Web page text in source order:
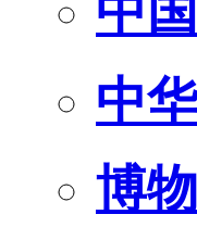
中
中
博物